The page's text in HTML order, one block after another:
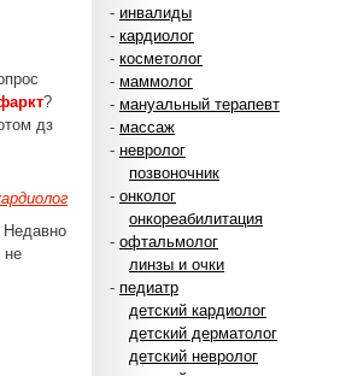
- инвалиды
- кардиолог
- косметолог
- маммолог
- мануальный терапевт
- массаж
- невролог
позвоночник
- онколог
онкореабилитация
- офтальмолог
линзы и очки
- педиатр
детский кардиолог
детский дерматолог
детский невролог
?
дз
Недавно
не